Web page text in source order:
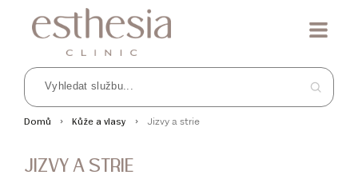
Domů Kůže a vlasy Jizvy a strie
JIZVY A STRIE